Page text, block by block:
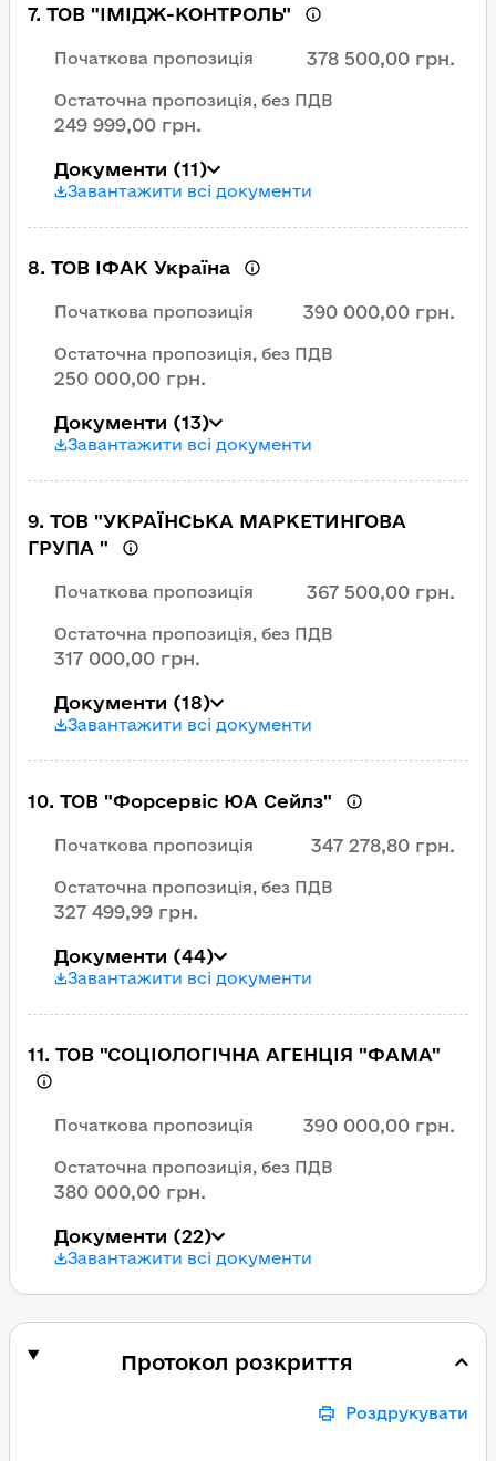
7. ТОВ "ІМІДЖ-КОНТРОЛЬ"
Початкова пропозиція 378 500,00 грн.
Остаточна пропозиція, без ПДВ
249 999,00 грн.
Документи (11)
Завантажити всі документи
8. ТОВ ІФАК Україна
Початкова пропозиція 390 000,00 грн.
Остаточна пропозиція, без ПДВ
250 000,00 грн.
Документи (13)
Завантажити всі документи
9. ТОВ "УКРАЇНСЬКА МАРКЕТИНГОВА
ГРУПА "
Початкова пропозиція 367 500,00 грн.
Остаточна пропозиція, без ПДВ
317 000,00 грн.
Документи (18)
Завантажити всі документи
10. ТОВ "Форсервіс ЮА Сейлз"
Початкова пропозиція 347 278,80 грн.
Остаточна пропозиція, без ПДВ
327 499,99 грн.
Документи (44)
Завантажити всі документи
11. ТОВ "СОЦІОЛОГІЧНА АГЕНЦІЯ "ФАМА"
Початкова пропозиція 390 000,00 грн.
Остаточна пропозиція, без ПДВ
380 000,00 грн.
Документи (22)
Завантажити всі документи
Протокол розкриття
Роздрукувати